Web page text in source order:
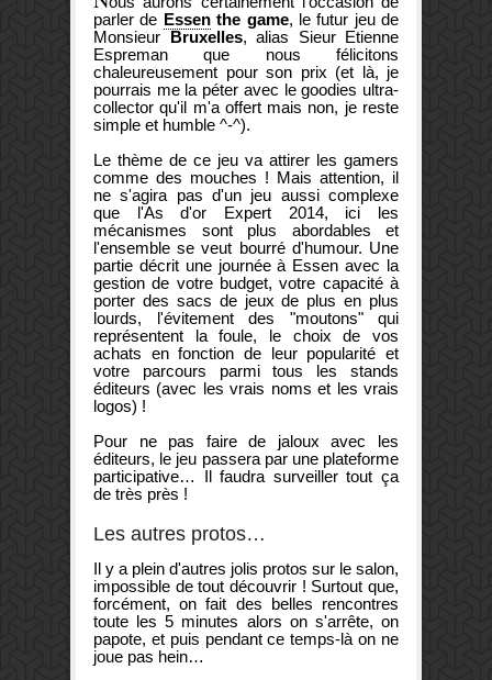
parler de Essenthe game, le futur jeu de
Monsieur Bruxelles, alias Sieur Etienne
Espreman que nous félicitons
chaleureusement pour son prix (et là, je
pourrais me la péter avec le goodies ultra-
collector qu'il m'a offert mais non, je reste
simple et humble ^-^).
Le thème de ce jeu va attirer les gamers
comme des mouches ! Mais attention, il
ne s'agira pas d'un jeu aussi complexe
que l'As d'or Expert 2014, ici les
mécanismes sont plus abordables et
l'ensemble se veut bourré d'humour. Une
partie décrit une journée à Essen avec la
gestion de votre budget, votre capacité à
porter des sacs de jeux de plus en plus
lourds, l'évitement des "moutons" qui
représentent la foule, le choix de vos
achats en fonction de leur popularité et
votre parcours parmi tous les stands
éditeurs (avec les vrais noms et les vrais
logos) !
Pour ne pas faire de jaloux avec les
éditeurs, le jeu passera par une plateforme
participative… Il faudra surveiller tout ça
de très près !
Les autres protos…
Il y a plein d'autres jolis protos sur le salon,
impossible de tout découvrir ! Surtout que,
forcément, on fait des belles rencontres
toute les 5 minutes alors on s'arrête, on
papote, et puis pendant ce temps-là on ne
joue pas hein…